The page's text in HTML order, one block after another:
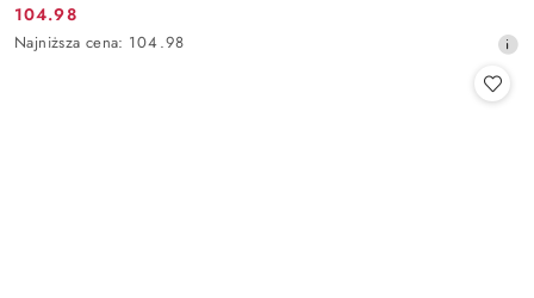
Cena
promocyjna:
104.98
Najniższa
Najniższa cena: 104.98